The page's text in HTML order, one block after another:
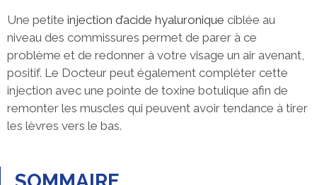
Une petite injection d’acide hyaluronique ciblée au
niveau des commissures permet de parer à ce
problème et de redonner à votre visage un air avenant,
positif. Le Docteur peut également compléter cette
injection avec une pointe de toxine botulique afin de
remonter les muscles qui peuvent avoir tendance à tirer
les lèvres vers le bas.